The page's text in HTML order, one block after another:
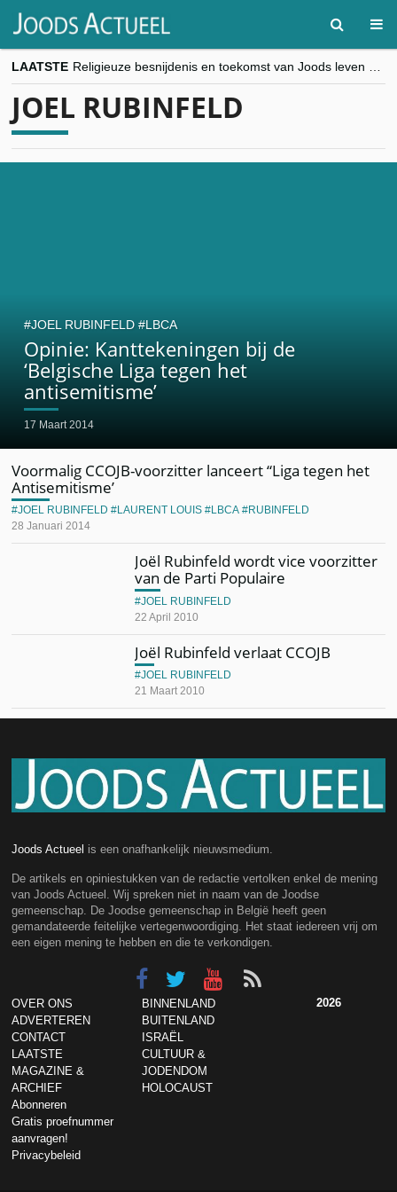
LAATSTE
“Besnijdenisdebat toont hoe moeilijk seculiere Westen minderheden begrijpt”, Jinnih Beels (Vooruit)
JOEL RUBINFELD
Opinie: Kanttekeningen bij de
‘Belgische Liga tegen het
antisemitisme’
17 Maart 2014
JOEL RUBINFELD LBCA
Voormalig CCOJB-voorzitter lanceert “Liga tegen het
Antisemitisme’
28 Januari 2014
JOEL RUBINFELD LAURENT LOUIS LBCA RUBINFELD
Joël Rubinfeld wordt vice voorzitter
van de Parti Populaire
22 April 2010
JOEL RUBINFELD
Joël Rubinfeld verlaat CCOJB
21 Maart 2010
JOEL RUBINFELD
Joods Actueel is een onafhankelijk nieuwsmedium.
De artikels en opiniestukken van de redactie vertolken enkel de mening
van Joods Actueel. Wij spreken niet in naam van de Joodse
gemeenschap. De Joodse gemeenschap in België heeft geen
gemandateerde feitelijke vertegenwoordiging. Het staat iedereen vrij om
een eigen mening te hebben en die te verkondigen.
OVER ONS
ADVERTEREN
CONTACT
LAATSTE
MAGAZINE &
ARCHIEF
Abonneren
Gratis proefnummer
aanvragen!
Privacybeleid
BINNENLAND
BUITENLAND
ISRAËL
CULTUUR &
JODENDOM
HOLOCAUST
2026